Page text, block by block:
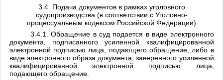
3.4. Подача документов в рамках уголовного
судопроизводства (в соответствии с Уголовно-
процессуальным кодексом Российской Федерации)
3.4.1. Обращение в суд подается в виде электронного
документа, подписанного усиленной квалифицированной
электронной подписью лица, подающего обращение, либо в
виде электронного образа документа, заверенного усиленной
квалифицированной электронной подписью лица,
подающего обращение.